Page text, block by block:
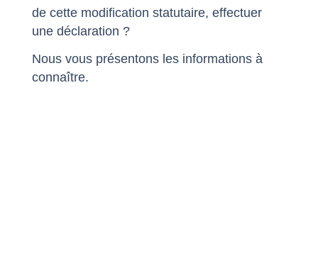
de cette modification statutaire, effectuer
une déclaration ?
Nous vous présentons les informations à
connaître.